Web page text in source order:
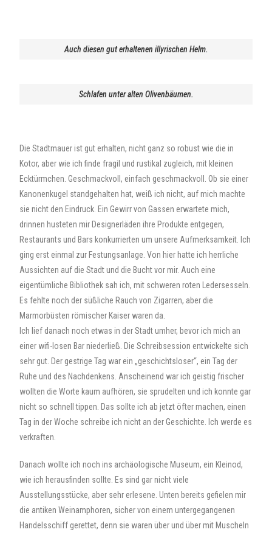
Auch diesen gut erhaltenen illyrischen Helm.
Schlafen unter alten Olivenbäumen.
Die Stadtmauer ist gut erhalten, nicht ganz so robust wie die in
Kotor, aber wie ich finde fragil und rustikal zugleich, mit kleinen
Ecktürmchen. Geschmackvoll, einfach geschmackvoll. Ob sie einer
Kanonenkugel standgehalten hat, weiß ich nicht, auf mich machte
sie nicht den Eindruck. Ein Gewirr von Gassen erwartete mich,
drinnen husteten mir Designerläden ihre Produkte entgegen,
Restaurants und Bars konkurrierten um unsere Aufmerksamkeit. Ich
ging erst einmal zur Festungsanlage. Von hier hatte ich herrliche
Aussichten auf die Stadt und die Bucht vor mir. Auch eine
eigentümliche Bibliothek sah ich, mit schweren roten Ledersesseln.
Es fehlte noch der süßliche Rauch von Zigarren, aber die
Marmorbüsten römischer Kaiser waren da.
Ich lief danach noch etwas in der Stadt umher, bevor ich mich an
einer wifi-losen Bar niederließ. Die Schreibsession entwickelte sich
sehr gut. Der gestrige Tag war ein „geschichtsloser“, ein Tag der
Ruhe und des Nachdenkens. Anscheinend war ich geistig frischer
wollten die Worte kaum aufhören, sie sprudelten und ich konnte gar
nicht so schnell tippen. Das sollte ich ab jetzt öfter machen, einen
Tag in der Woche schreibe ich nicht an der Geschichte. Ich werde es
verkraften.
Danach wollte ich noch ins archäologische Museum, ein Kleinod,
wie ich herausfinden sollte. Es sind gar nicht viele
Ausstellungsstücke, aber sehr erlesene. Unten bereits gefielen mir
die antiken Weinamphoren, sicher von einem untergegangenen
Handelsschiff gerettet, denn sie waren über und über mit Muscheln